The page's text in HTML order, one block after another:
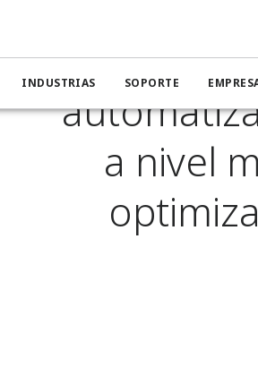
INDUSTRIAS SOPORTE
Jotun
a nivel